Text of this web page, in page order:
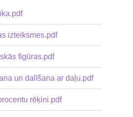
izteiksmes.pdf
figūras.pdf
un dalīšana ar daļu.pdf
rēķini.pdf